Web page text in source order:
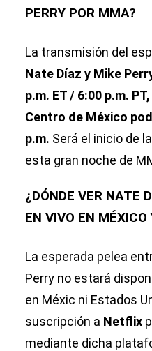
PERRY POR MMA?
La transmisión del
Nate Díaz y Mike
p.m. ET / 6:00 p.m.
Centro de México
p.m. Será el inicio de
esta gran noche de
¿DÓNDE VER NATE
EN VIVO EN MÉXICO
La esperada pelea
Perry no estará
en Méxic ni Estados
suscripción a Netflix
mediante dicha